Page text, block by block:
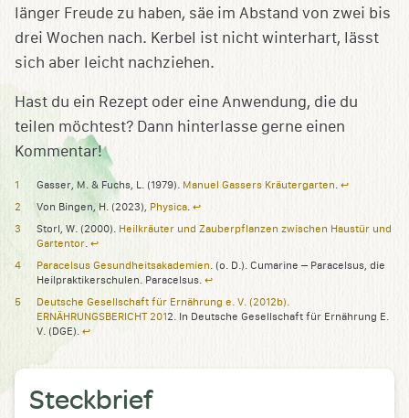
länger Freude zu haben, säe im Abstand von zwei bis
drei Wochen nach. Kerbel ist nicht winterhart, lässt
sich aber leicht nachziehen.
Hast du ein Rezept oder eine Anwendung, die du
teilen möchtest? Dann hinterlasse gerne einen
Kommentar!
Gasser, M. & Fuchs, L. (1979). Manuel Gassers Kräutergarten. ↩︎
Von Bingen, H. (2023), Physica. ↩︎
Storl, W. (2000). Heilkräuter und Zauberpflanzen zwischen Haustür und
Gartentor. ↩︎
Paracelsus Gesundheitsakademien. (o. D.). Cumarine – Paracelsus, die
Heilpraktikerschulen. Paracelsus. ↩︎
Deutsche Gesellschaft für Ernährung e. V. (2012b).
ERNÄHRUNGSBERICHT 201 2. In Deutsche Gesellschaft für Ernährung E.
V. (DGE). ↩︎
Steckbrief